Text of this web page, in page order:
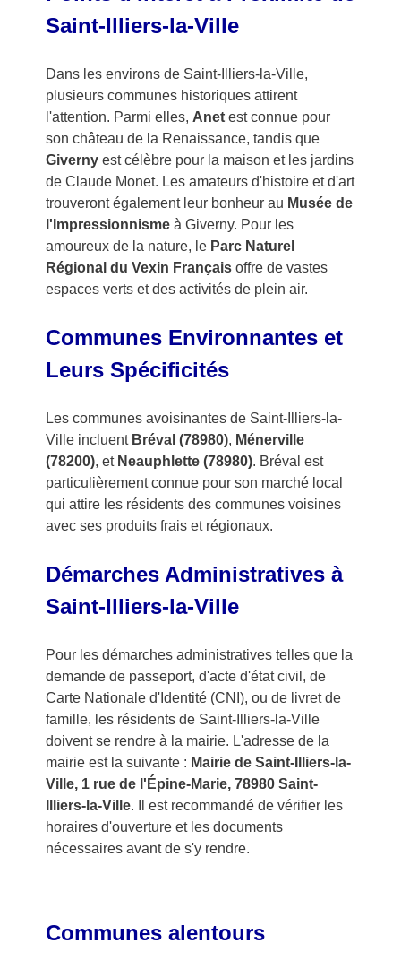
Saint-Illiers-la-Ville
Dans les environs de Saint-Illiers-la-Ville,
plusieurs communes historiques attirent
l'attention. Parmi elles, Anetest connue pour
son château de la Renaissance, tandis que
Givernyest célèbre pour la maison et les jardins
de Claude Monet. Les amateurs d'histoire et d'art
trouveront également leur bonheur au Musée de
l'Impressionnismeà Giverny. Pour les
amoureux de la nature, le Parc Naturel
Régional du Vexin Françaisoffre de vastes
espaces verts et des activités de plein air.
Communes Environnantes et
Leurs Spécificités
Les communes avoisinantes de Saint-Illiers-la-
Ville incluent Bréval (78980), Ménerville
(78200), et Neauphlette (78980). Bréval est
particulièrement connue pour son marché local
qui attire les résidents des communes voisines
avec ses produits frais et régionaux.
Démarches Administratives à
Saint-Illiers-la-Ville
Pour les démarches administratives telles que la
demande de passeport, d'acte d'état civil, de
Carte Nationale d'Identité (CNI), ou de livret de
famille, les résidents de Saint-Illiers-la-Ville
doivent se rendre à la mairie. L'adresse de la
mairie est la suivante : Mairie de Saint-Illiers-la-
Ville, 1 rue de l'Épine-Marie, 78980 Saint-
Illiers-la-Ville. Il est recommandé de vérifier les
horaires d'ouverture et les documents
nécessaires avant de s'y rendre.
Communes alentours